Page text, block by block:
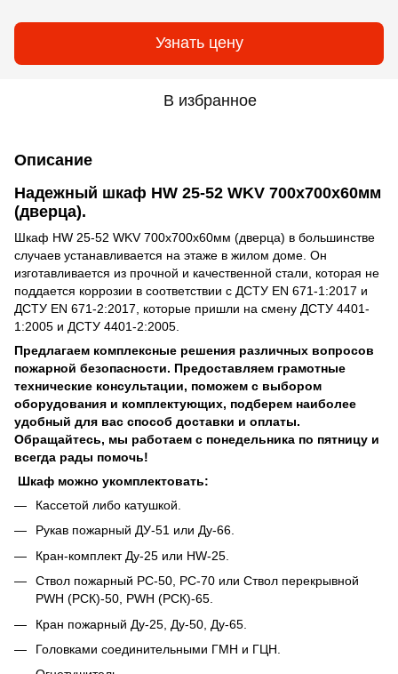
Узнать цену
В избранное
Описание
Надежный шкаф HW 25-52 WKV 700х700х60мм
(дверца).
Шкаф HW 25-52 WKV 700х700х60мм (дверца) в большинстве
случаев устанавливается на этаже в жилом доме. Он
изготавливается из прочной и качественной стали, которая не
поддается коррозии в соответствии с ДСТУ EN 671-1:2017 и
ДСТУ EN 671-2:2017, которые пришли на смену ДСТУ 4401-
1:2005 и ДСТУ 4401-2:2005.
Предлагаем комплексные решения различных вопросов
пожарной безопасности. Предоставляем грамотные
технические консультации, поможем с выбором
оборудования и комплектующих, подберем наиболее
удобный для вас способ доставки и оплаты.
Обращайтесь, мы работаем с понедельника по пятницу и
всегда рады помочь!
Шкаф можно укомплектовать:
Кассетой либо катушкой.
Рукав пожарный ДУ-51 или Ду-66.
Кран-комплект Ду-25 или HW-25.
Ствол пожарный РС-50, РС-70 или Ствол перекрывной
PWH (РСК)-50, PWH (РСК)-65.
Кран пожарный Ду-25, Ду-50, Ду-65.
Головками соединительными ГМН и ГЦН.